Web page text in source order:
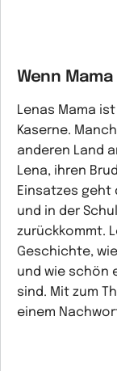
Wenn
Lenas Mama
Kaserne.
anderen Land
Lena, ihren
Einsatzes geht
und in der
zurückkommt.
Geschichte,
und wie schön
sind. Mit zum
einem